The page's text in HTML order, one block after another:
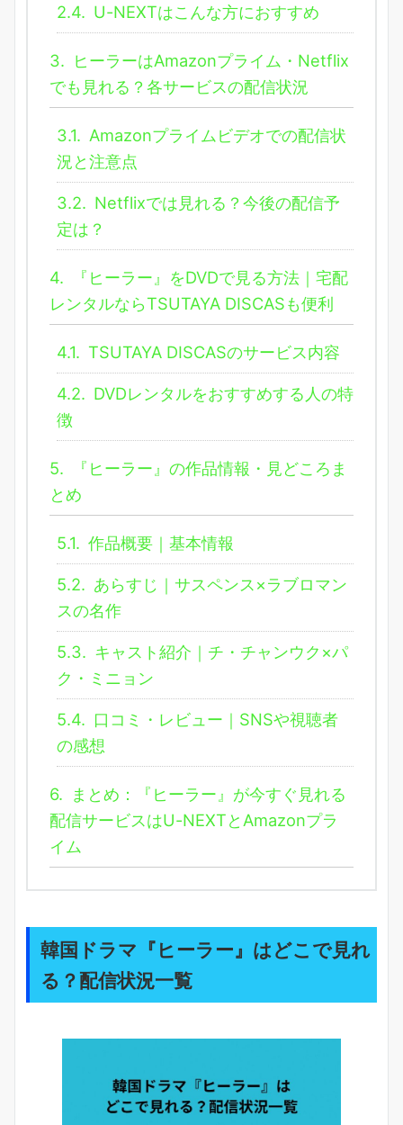
2.4. U-NEXTはこんな方におすすめ
3. ヒーラーはAmazonプライム・Netflix
でも見れる？各サービスの配信状況
3.1. Amazonプライムビデオでの配信状
況と注意点
3.2. Netflixでは見れる？今後の配信予
定は？
4.
『ヒーラー』をDVDで見る方法｜宅配
レンタルならTSUTAYA DISCASも便利
4.1. TSUTAYA DISCASのサービス内容
4.2. DVDレンタルをおすすめする人の特
徴
5.
『ヒーラー』の作品情報・見どころま
とめ
5.1. 作品概要｜基本情報
5.2. あらすじ｜サスペンス×ラブロマン
スの名作
5.3. キャスト紹介｜チ・チャンウク×パ
ク・ミニョン
5.4. 口コミ・レビュー｜SNSや視聴者
の感想
6.
まとめ：『ヒーラー』が今すぐ見れる
配信サービスはU-NEXTとAmazonプラ
イム
韓国ドラマ『ヒーラー』はどこで見れ
る？配信状況一覧